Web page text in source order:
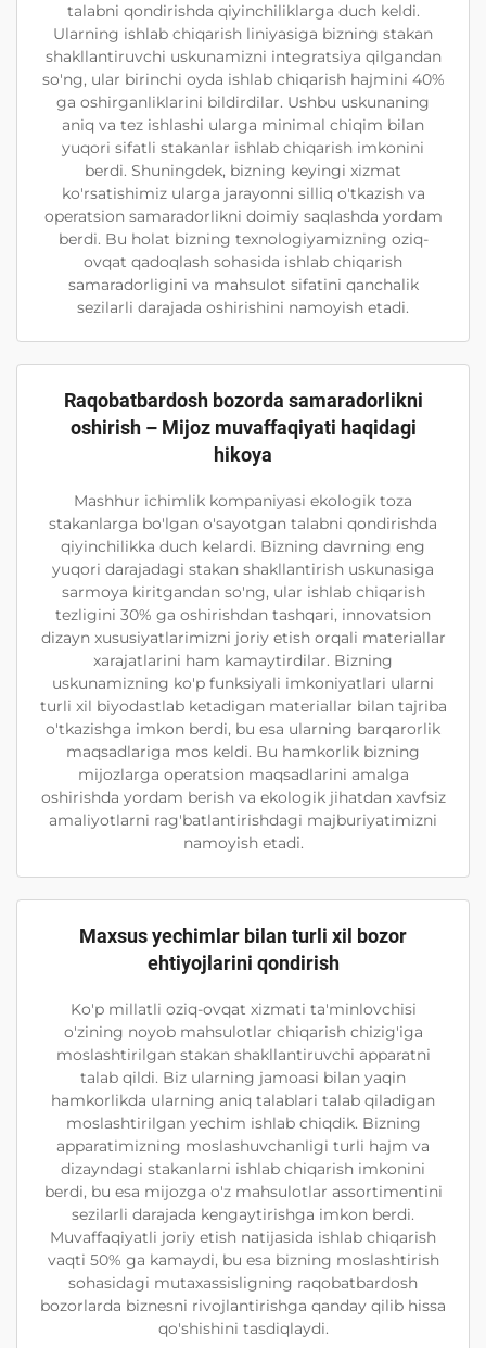
talabni qondirishda qiyinchiliklarga duch keldi.
Ularning ishlab chiqarish liniyasiga bizning stakan
shakllantiruvchi uskunamizni integratsiya qilgandan
so'ng, ular birinchi oyda ishlab chiqarish hajmini 40%
ga oshirganliklarini bildirdilar. Ushbu uskunaning
aniq va tez ishlashi ularga minimal chiqim bilan
yuqori sifatli stakanlar ishlab chiqarish imkonini
berdi. Shuningdek, bizning keyingi xizmat
ko'rsatishimiz ularga jarayonni silliq o'tkazish va
operatsion samaradorlikni doimiy saqlashda yordam
berdi. Bu holat bizning texnologiyamizning oziq-
ovqat qadoqlash sohasida ishlab chiqarish
samaradorligini va mahsulot sifatini qanchalik
sezilarli darajada oshirishini namoyish etadi.
Raqobatbardosh bozorda samaradorlikni
oshirish – Mijoz muvaffaqiyati haqidagi
hikoya
Mashhur ichimlik kompaniyasi ekologik toza
stakanlarga bo'lgan o'sayotgan talabni qondirishda
qiyinchilikka duch kelardi. Bizning davrning eng
yuqori darajadagi stakan shakllantirish uskunasiga
sarmoya kiritgandan so'ng, ular ishlab chiqarish
tezligini 30% ga oshirishdan tashqari, innovatsion
dizayn xususiyatlarimizni joriy etish orqali materiallar
xarajatlarini ham kamaytirdilar. Bizning
uskunamizning ko'p funksiyali imkoniyatlari ularni
turli xil biyodastlab ketadigan materiallar bilan tajriba
o'tkazishga imkon berdi, bu esa ularning barqarorlik
maqsadlariga mos keldi. Bu hamkorlik bizning
mijozlarga operatsion maqsadlarini amalga
oshirishda yordam berish va ekologik jihatdan xavfsiz
amaliyotlarni rag'batlantirishdagi majburiyatimizni
namoyish etadi.
Maxsus yechimlar bilan turli xil bozor
ehtiyojlarini qondirish
Ko'p millatli oziq-ovqat xizmati ta'minlovchisi
o'zining noyob mahsulotlar chiqarish chizig'iga
moslashtirilgan stakan shakllantiruvchi apparatni
talab qildi. Biz ularning jamoasi bilan yaqin
hamkorlikda ularning aniq talablari talab qiladigan
moslashtirilgan yechim ishlab chiqdik. Bizning
apparatimizning moslashuvchanligi turli hajm va
dizayndagi stakanlarni ishlab chiqarish imkonini
berdi, bu esa mijozga o'z mahsulotlar assortimentini
sezilarli darajada kengaytirishga imkon berdi.
Muvaffaqiyatli joriy etish natijasida ishlab chiqarish
vaqti 50% ga kamaydi, bu esa bizning moslashtirish
sohasidagi mutaxassisligning raqobatbardosh
bozorlarda biznesni rivojlantirishga qanday qilib hissa
qo'shishini tasdiqlaydi.